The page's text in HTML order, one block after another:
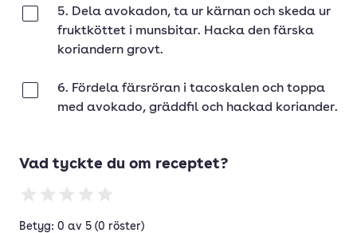
5. Dela avokadon, ta ur kärnan och skeda ur
fruktköttet i munsbitar. Hacka den färska
koriandern grovt.
6. Fördela färsröran i tacoskalen och toppa
med avokado, gräddfil och hackad koriander.
Vad tyckte du om receptet?
Betyg: 0 av 5 (0 röster)